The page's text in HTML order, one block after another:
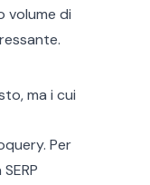
volume di
ma i cui
Per